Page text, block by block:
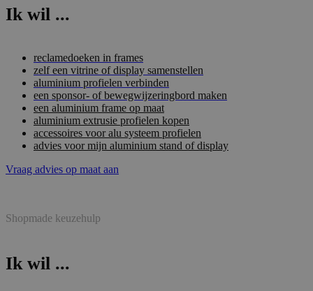
Ik wil ...
reclamedoeken in frames
zelf een vitrine of display samenstellen
aluminium profielen verbinden
een sponsor- of bewegwijzeringbord maken
een aluminium frame op maat
aluminium extrusie profielen kopen
accessoires voor alu systeem profielen
advies voor mijn aluminium stand of display
Vraag advies op maat aan
Shopmade keuzehulp
Ik wil ...